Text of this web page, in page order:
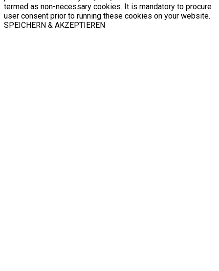
termed as non-necessary cookies. It is mandatory to procure
user consent prior to running these cookies on your website.
SPEICHERN & AKZEPTIEREN